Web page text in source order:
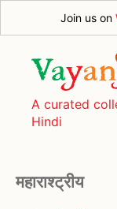
Join us on
A curated
Hindi
महाराश्ट्रीय